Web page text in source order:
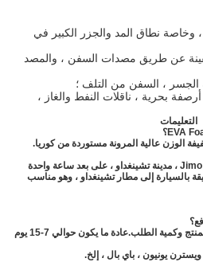
وخاصة نطاق المد والجزر الكبير في
عن طريق مصدات السفن ، والمصد
، السفن من التلف ؛
بحرية ، ناقلات النفط والغاز ،
التعليمات
الوزن عالية المرونة مستوردة من كوريا.
ج: نحن مصنع تصنيع ، يقع في منطقة Jimo ، مدينة تشينغداو ، على بعد ساعة واحدة
من ميناء تشينغداو و 40 دقيقة بالسيارة إلى مطار تشينغداو ، وهو مناسب
ج: يعتمد وقت التسليم على نموذج المنتج وكمية الطلب.عادة ما يكون حوالي 7-15 يوم